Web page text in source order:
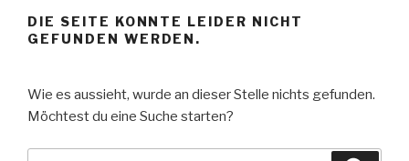
DIE SEITE KONNTE LEIDER NICHT
GEFUNDEN WERDEN.
Wie es aussieht, wurde an dieser Stelle nichts gefunden.
Möchtest du eine Suche starten?